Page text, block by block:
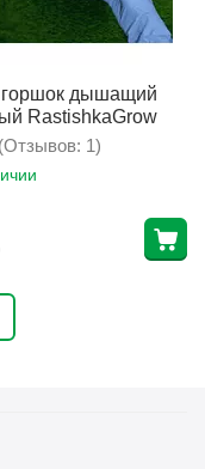
горшок дышащий
RastishkaGrow
(Отзывов: 1)